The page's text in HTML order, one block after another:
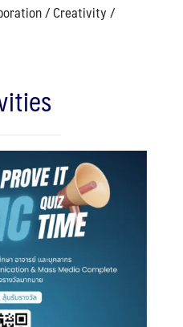
Search
/ Creativity /